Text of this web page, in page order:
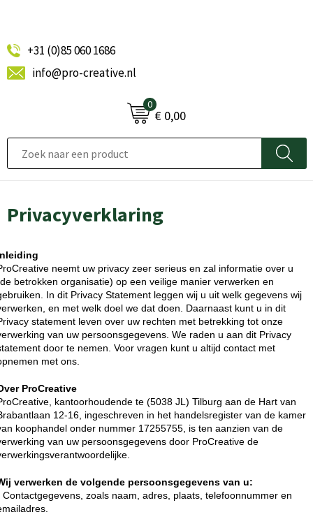
+31 (0)85 060 1686
info@pro-creative.nl
0
€ 0,00
Privacyverklaring
neemt uw privacy zeer serieus en zal informatie over u
betrokken organisatie) op een veilige manier verwerken en
In dit Privacy Statement leggen wij u uit welk gegevens wij
en met welk doel we dat doen. Daarnaast kunt u in dit
statement leven over uw rechten met betrekking tot onze
van uw persoonsgegevens. We raden u aan dit Privacy
door te nemen. Voor vragen kunt u altijd contact met
met ons.
ProCreative
kantoorhoudende te (5038 JL) Tilburg aan de Hart van
12-16, ingeschreven in het handelsregister van de kamer
koophandel onder nummer 17255755, is ten aanzien van de
van uw persoonsgegevens door ProCreative de
verwerken de volgende persoonsgegevens van u:
Contactgegevens, zoals naam, adres, plaats, telefoonnummer en